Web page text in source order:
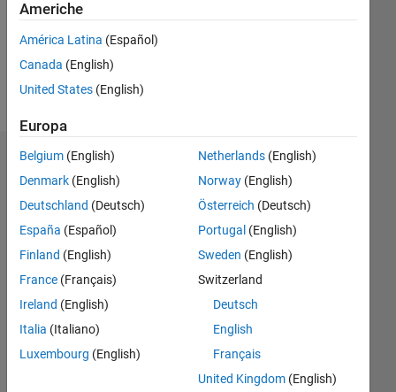
Following:
Follow
Dashboard
Feeds
Americhe
América Latina (Español)
Canada (English)
United States (English)
Europa
Belgium (English)
Denmark (English)
Deutschland (Deutsch)
España (Español)
Finland (English)
France (Français)
Ireland (English)
Italia (Italiano)
Luxembourg (English)
Netherlands(English)
Norway(English)
Österreich (Deutsch)
Portugal (English)
Sweden (English)
Switzerland
Deutsch
English
Français
United Kingdom(English)